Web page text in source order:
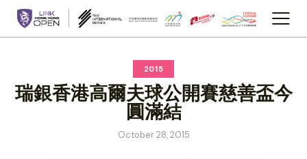
2015
瑞銀香港高爾夫球公開賽慈善盃今
圓滿結
October 28, 2015